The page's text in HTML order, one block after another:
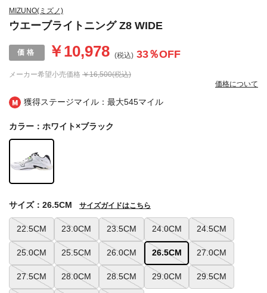
獲得ステージマイル：最大545マイル
MIZUNO(ミズノ)
ウエーブライトニング Z8 WIDE
メーカー希望小売価格 ￥16,500(税込)
￥10,978 (税込) 33％OFF
価格について
カラー：ホワイト×ブラック
22.5CM 23.0CM 23.5CM 24.0CM 24.5CM
25.0CM 25.5CM 26.0CM 26.5CM 27.0CM
27.5CM 28.0CM 28.5CM 29.0CM 29.5CM
サイズ：26.5CM サイズガイドはこちら